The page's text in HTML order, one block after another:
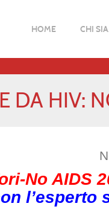
HOME CHI
DA HIV:
No AIDS
l’esperto